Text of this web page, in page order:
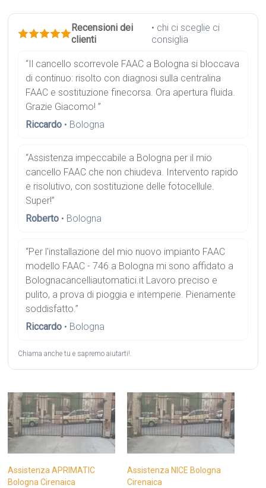
Recensioni dei
clienti
• chi ci sceglie ci
consiglia
“Il cancello scorrevole FAAC a Bologna si bloccava
di continuo: risolto con diagnosi sulla centralina
FAAC e sostituzione finecorsa. Ora apertura fluida.
Grazie Giacomo! ”
Riccardo • Bologna
“Assistenza impeccabile a Bologna per il mio
cancello FAAC che non chiudeva. Intervento rapido
e risolutivo, con sostituzione delle fotocellule.
Super!”
Roberto • Bologna
“Per l'installazione del mio nuovo impianto FAAC
modello FAAC - 746 a Bologna mi sono affidato a
Bolognacancelliautomatici.it Lavoro preciso e
pulito, a prova di pioggia e intemperie. Pienamente
soddisfatto.”
Riccardo • Bologna
Chiama anche tu e sapremo aiutarti!.
Assistenza APRIMATIC
Bologna Cirenaica
Assistenza NICE Bologna
Cirenaica